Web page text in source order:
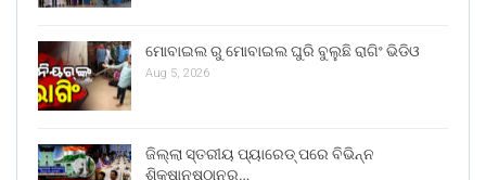
ମୋବାଇଲ ରୁ ମୋବାଇଲ ଘୁରି ବୁଲୁଛି ରାଗିଂ ଭିଡିଓ
Aug 5, 2026
ଜିଲ୍ଲା ସ୍ତରୀୟ ପ୍ୟାରେଡ୍ ପରେ ବିଭିନ୍ନ
ଶିକ୍ଷାନୁଷ୍ଠାନର…